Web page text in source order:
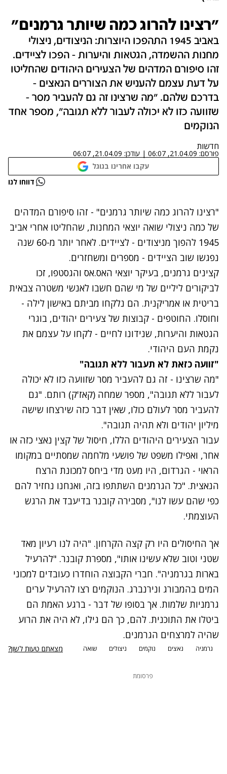
"רצינו להרוג כמה שיותר גרמנים"
באביב 1945 התהפכו היוצרות: הניצודים, ניצולי
מחנות ההשמדה, הגטאות והיערות - הפכו לציידים.
זהו סיפורם המדהים של הצעירים היהודים שהחליטו
על דעת עצמם להעניש את הצוררים הנאצים -
בדרכם שלהם. "מה שרצינו זה גם להעביר מסר -
שזוועה כזו לא יכולה לעבור ללא תגובה", מספר אחד
הנוקמים
חדשות
פורסם: 21.04.09, 06:07
| עודכן: 21.04.09, 06:07
עקבו אחרינו בגוגל
נתקלנו בבעיה דווחו לנו
"רצינו להרוג כמה שיותר גרמנים" - זהו סיפורם המדהים
של כמה ניצולי שואה יוצאי המחנות, שהחליטו אחרי אביב
1945 להפוך מניצודים - לציידים. לאחר יותר מ-60 שנה
נפגשו שוב הציידים - מספרים ומשחזרים.
קצינים גרמנים, בעיקר יוצאי האס.אס והגסטפו, זכו
לביקורים ליליים של מי שהם חשבו לאנשי משטרה צבאית
בריטית או אמריקנית. הם נלקחו מביתם באישון לילה -
וחוסלו. החוטפים - קבוצות של צעירים יהודים, בוגרי
הגטאות והיערות, שנידונו לחיים - לקחו על עצמם את
נקמת העם היהודי.
"זוועה כזאת לא תעבור ללא תגובה"
"מה שרצינו - זה גם להעביר מסר שזוועה כזו לא יכולה
לעבור ללא תגובה", מספר שמחה (קאז'ק) רותם. "גם
להעביר מסר לעולם כולו, שאין דבר כזה שירצחו שישה
מיליון יהודים ולא תהיה תגובה".
עבור הצעירים היהודים הללו, חיסול של קצין נאצי כזה או
אחר, ואפילו משפט של פושעי מלחמה שמסתיים במקומו
הראוי - הגרדום, היו מעט מדי ביחס למכונת הרצח
הנאצית. "כל הגרמנים השתתפו בזה, ואנחנו נחזיר להם
כפי שהם עשו לנו", מסבירה קובנר בדיעבד את הרגש
העוצמתי.
אך החיסולים היו רק קצה הקרחון. "היה לנו רעיון מאד
שטני וטוב שלא עשינו אותו", מספרת קובנר. "להרעיל
בארות בגרמניה". חברי הקבוצה הוחדרו כעובדים למכוני
המים בהמבורג ונירנברג. הנוקמים רצו להרעיל ערים
גרמניות שלמות. אך בסופו של דבר - ברגע האמת הם
ביטלו את התוכנית. להם, כך הם גילו, לא היה את הרוע
שהיה למרצחים הגרמנים.
גרמניה נאצים נוקמים ניצולים שואה מצאתם טעות לשון?
פרסומת